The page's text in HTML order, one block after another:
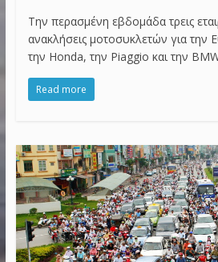
Την περασμένη εβδομάδα τρεις
ανακλήσεις μοτοσυκλετών για την
την Honda, την Piaggio και την
Read more